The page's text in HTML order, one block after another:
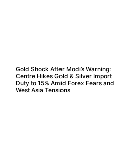
Gold Shock After Modi’s Warning:
Centre Hikes Gold & Silver Import
Duty to 15% Amid Forex Fears and
West Asia Tensions